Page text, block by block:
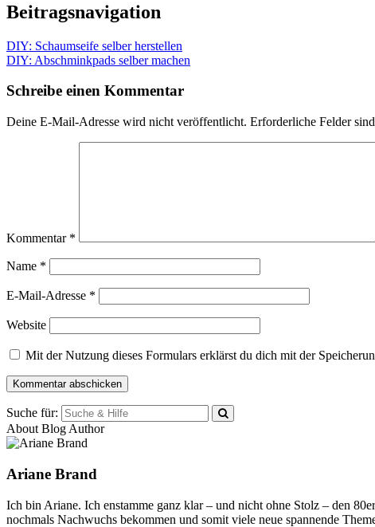
Beitragsnavigation
DIY: Schaumseife selber herstellen
DIY: Abschminkpads selber machen
Schreibe einen Kommentar
Deine E-Mail-Adresse wird nicht veröffentlicht. Erforderliche Felder
Kommentar *
Name *
E-Mail-Adresse *
Website
Mit der Nutzung dieses Formulars erklärst du dich mit der
Suche für:
About Blog Author
Ariane Brand
Ich bin Ariane. Ich enstamme ganz klar – und nicht ohne Stolz – den
nochmals Nachwuchs bekommen und somit viele neue spannende